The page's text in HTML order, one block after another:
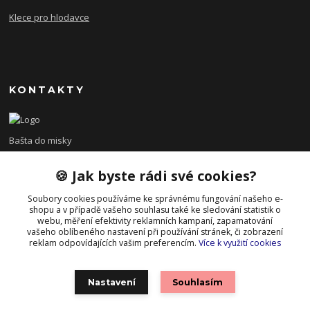
Klece pro hlodavce
KONTAKTY
Bašta do misky
+420 608 479 610
po - pá 8:00 - 15:00
info@bastadomisky.cz
🍪 Jak byste rádi své cookies?
Soubory cookies používáme ke správnému fungování našeho e-
shopu a v případě vašeho souhlasu také ke sledování statistik o
webu, měření efektivity reklamních kampaní, zapamatování
vašeho oblíbeného nastavení při používání stránek, či zobrazení
reklam odpovídajících vašim preferencím. Více k využití cookies
Nastavení Souhlasím